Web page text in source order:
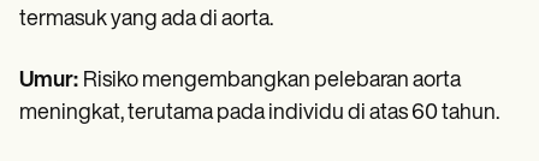
termasuk yang ada di aorta.
Umur: Risiko mengembangkan pelebaran aorta
meningkat, terutama pada individu di atas 60 tahun.